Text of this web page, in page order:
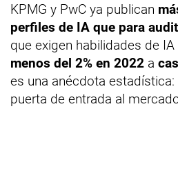
KPMG y PwC ya publican
perfiles de IA que para
que exigen habilidades de
menos del 2% en 2022 a
es una anécdota
puerta de entrada al